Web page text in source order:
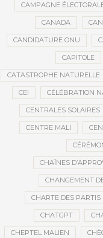
CAMPAGNE
CANADA
CANDIDATURE ONU
CAPITOLE
CATASTROPHE NATURELLE
CEI CÉLÉBRATION
CENTRALES SOLAIRES
CENTRE MALI
CHAÎNES
CHANGEMENT
CHARTE DES PARTIS
CHATGPT
CHEPTEL MALIEN